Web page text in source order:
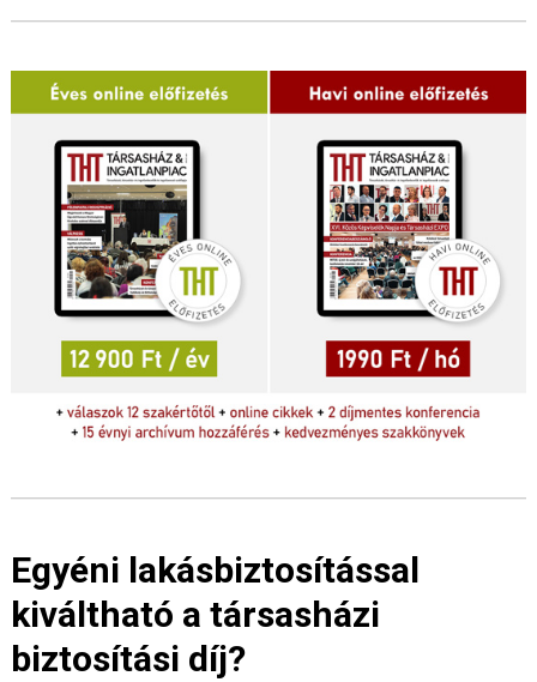
Egyéni lakásbiztosítással
kiváltható a társasházi
biztosítási díj?